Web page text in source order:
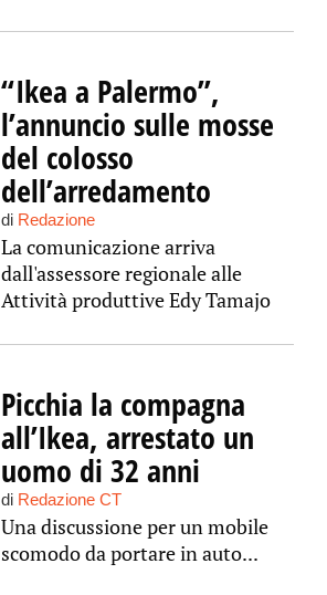
“Ikea a Palermo”,
l’annuncio sulle mosse
del colosso
dell’arredamento
di Redazione
La comunicazione arriva
dall'assessore regionale alle
Attività produttive Edy Tamajo
Picchia la compagna
all’Ikea, arrestato un
uomo di 32 anni
di Redazione CT
Una discussione per un mobile
scomodo da portare in auto...